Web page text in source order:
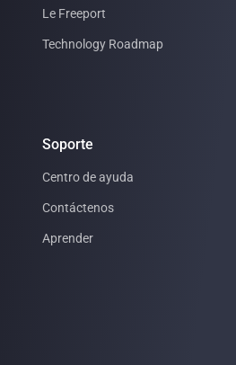
Le Freeport
Technology Roadmap
Soporte
Centro de ayuda
Contáctenos
Aprender